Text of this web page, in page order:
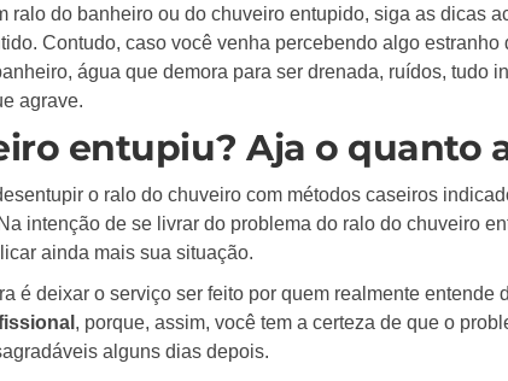
ralo do banheiro ou do chuveiro entupido, siga as dicas
Contudo, caso você venha percebendo algo estranho
água que demora para ser drenada, ruídos, tudo
agrave.
entupiu? Aja o quanto
o ralo do chuveiro com métodos caseiros
intenção de se livrar do problema do ralo do chuveiro
ainda mais sua situação.
é deixar o serviço ser feito por quem realmente entende
, porque, assim, você tem a certeza de que o
alguns dias depois.